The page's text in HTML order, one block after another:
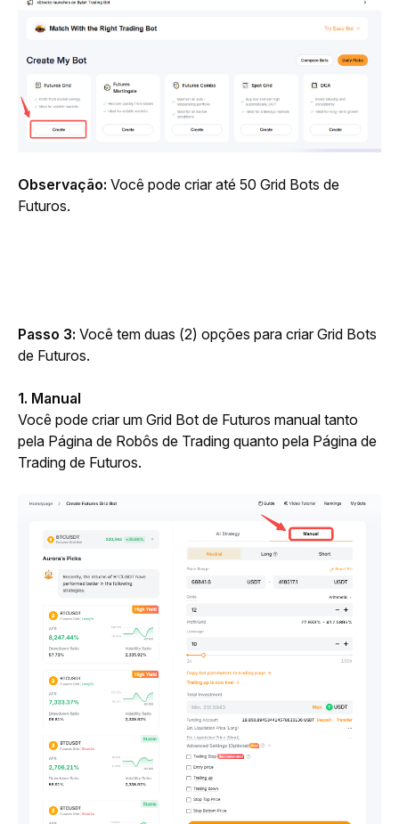
Observação: Você pode criar até 50 Grid Bots de
Futuros.
Passo 3: Você tem duas (2) opções para criar Grid Bots
de Futuros.
1. Manual
Você pode criar um Grid Bot de Futuros manual tanto
pela Página de Robôs de Trading quanto pela Página de
Trading de Futuros.